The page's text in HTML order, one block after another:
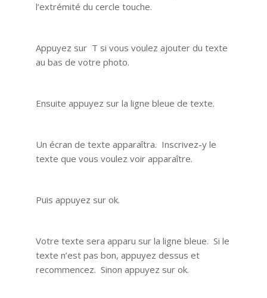
l’extrémité du cercle touche.
Appuyez sur T si vous voulez ajouter du texte
au bas de votre photo.
Ensuite appuyez sur la ligne bleue de texte.
Un écran de texte apparaîtra. Inscrivez-y le
texte que vous voulez voir apparaître.
Puis appuyez sur ok.
Votre texte sera apparu sur la ligne bleue. Si le
texte n’est pas bon, appuyez dessus et
recommencez. Sinon appuyez sur ok.